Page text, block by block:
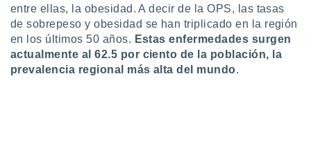
traten tus
interés
a lo que
Para
entre ellas, la obesidad. A decir de la OPS, las tasas
de sobrepeso y obesidad se han triplicado en la región
en los últimos 50 años. Estas enfermedades surgen
actualmente al 62.5 por ciento de la población, la
prevalencia regional más alta del mundo.